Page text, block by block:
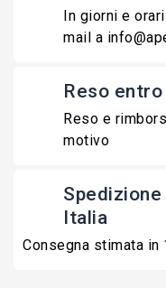
In giorni e
mail a
Reso
Reso e
motivo
Italia
Consegna stimata